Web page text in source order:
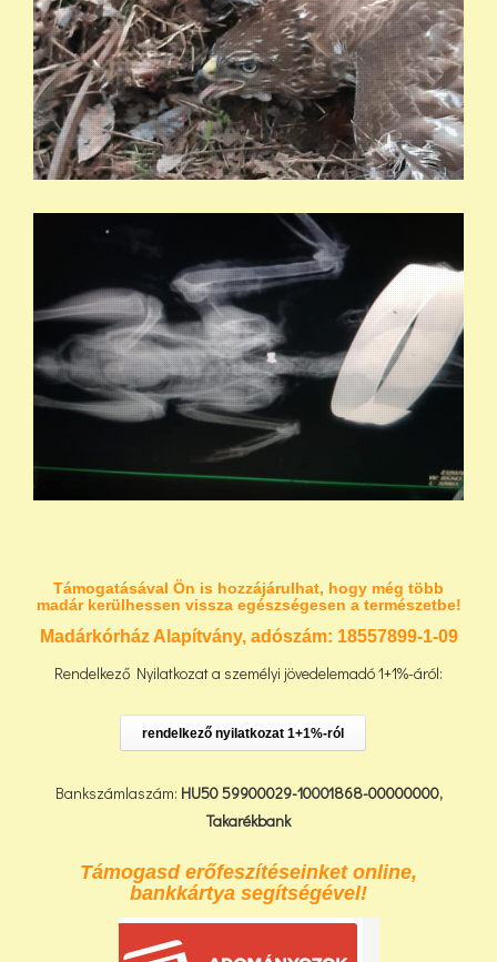
Támogatásával Ön is hozzájárulhat, hogy még több
madár kerülhessen vissza egészségesen a természetbe!
Madárkórház Alapítvány, adószám: 18557899-1-09
Rendelkező Nyilatkozat a személyi jövedelemadó 1+1%-áról:
rendelkező nyilatkozat 1+1%-ról
Bankszámlaszám: HU50 59900029-10001868-00000000,
Takarékbank
Támogasd erőfeszítéseinket online,
bankkártya segítségével!